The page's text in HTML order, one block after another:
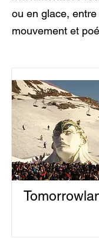
ou en glace,
mouvement et